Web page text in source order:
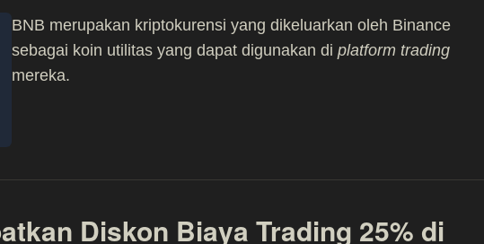
BNB merupakan kriptokurensi yang dikeluarkan oleh Binance
sebagai koin utilitas yang dapat digunakan di platform trading
mereka.
Diskon Biaya Trading 25% di